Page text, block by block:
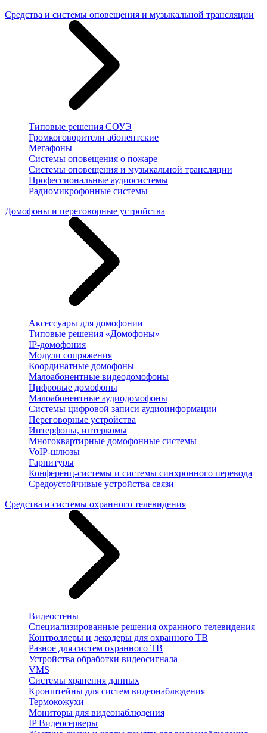
Средства и системы оповещения и музыкальной трансляции
Типовые решения СОУЭ
Громкоговорители абонентские
Мегафоны
Системы оповещения о пожаре
Системы оповещения и музыкальной трансляции
Профессиональные аудиосистемы
Радиомикрофонные системы
Домофоны и переговорные устройства
Аксессуары для домофонии
Типовые решения «Домофоны»
IP-домофония
Модули сопряжения
Координатные домофоны
Малоабонентные видеодомофоны
Цифровые домофоны
Малоабонентные аудиодомофоны
Системы цифровой записи аудиоинформации
Переговорные устройства
Интерфоны, интеркомы
Многоквартирные домофонные системы
VoIP-шлюзы
Гарнитуры
Конференц-системы и системы синхронного перевода
Средоустойчивые устройства связи
Средства и системы охранного телевидения
Видеостены
Специализированные решения охранного телевидения
Контроллеры и декодеры для охранного ТВ
Разное для систем охранного ТВ
Устройства обработки видеосигнала
VMS
Системы хранения данных
Кронштейны для систем видеонаблюдения
Термокожухи
Мониторы для видеонаблюдения
IP Видеосерверы